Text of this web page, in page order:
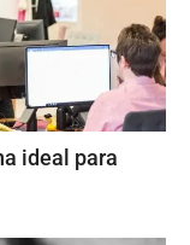
ideal para